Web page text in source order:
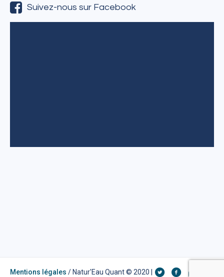
Suivez-nous sur Facebook
Mentions légales / Natur'Eau Quant © 2020 |